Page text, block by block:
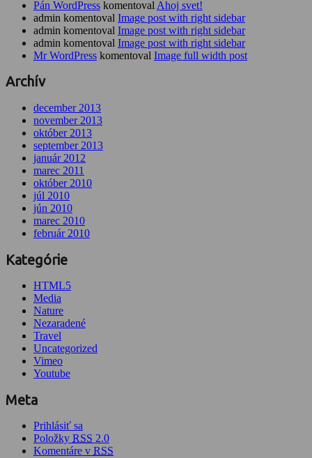
Pán WordPress komentoval Ahoj svet!
admin komentoval Image post with right sidebar
admin komentoval Image post with right sidebar
admin komentoval Image post with right sidebar
Mr WordPress komentoval Image full width post
Archív
december 2013
november 2013
október 2013
september 2013
január 2012
marec 2011
október 2010
júl 2010
jún 2010
marec 2010
február 2010
Kategórie
HTML5
Media
Nature
Nezaradené
Travel
Uncategorized
Vimeo
Youtube
Meta
Prihlásiť sa
Položky RSS 2.0
Komentáre v RSS